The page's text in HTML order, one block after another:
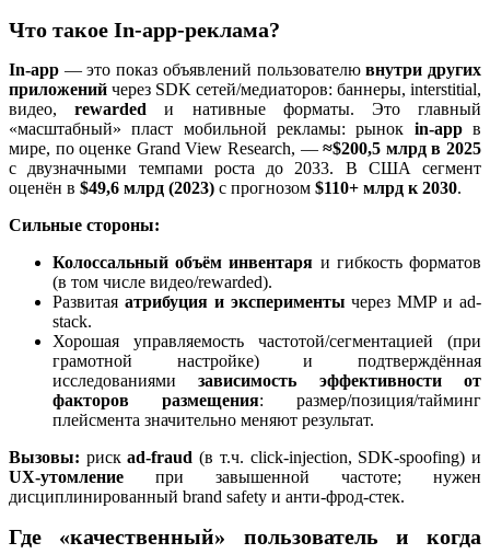
Что такое In-app-реклама?
In-app — это показ объявлений пользователювнутри других
приложений через SDK сетей/медиаторов: баннеры, interstitial,
видео,rewarded и нативные форматы. Это главный
«масштабный» пласт мобильной рекламы: рынок in-appв
мире, по оценке Grand View Research, —≈$200,5 млрд в 2025
с двузначными темпами роста до 2033. В США сегмент
оценён в $49,6 млрд (2023) с прогнозом $110+ млрд к 2030.
Сильные стороны:
Колоссальный объём инвентаря и гибкость форматов
(в том числе видео/rewarded).
Развитая атрибуция и эксперименты через MMP и ad-
stack.
Хорошая управляемость частотой/сегментацией (при
грамотной настройке) и подтверждённая
исследованиямизависимость эффективности от
факторов размещения: размер/позиция/тайминг
плейсмента значительно меняют результат.
Вызовы: рискad-fraud (в т.ч. click-injection, SDK-spoofing) и
UX-утомление при завышенной частоте; нужен
дисциплинированный brand safety и анти-фрод-стек.
Где «качественный» пользователь и когда